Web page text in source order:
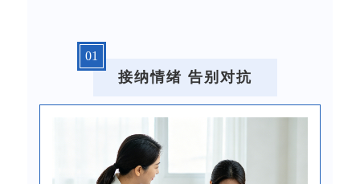
01
接纳情绪 告别对抗